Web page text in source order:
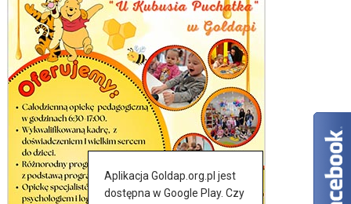
Aplikacja Goldap.org.pl jest
dostępna w Google Play. Czy